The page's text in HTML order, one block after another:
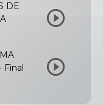
DE
Final